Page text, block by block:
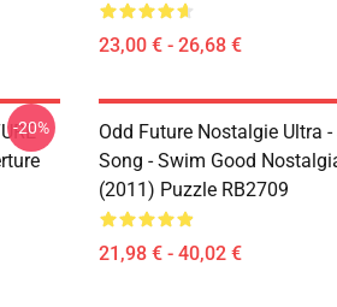
23,00 € - 26,68 €
-20%
Odd Future Nostalgie Ultra
Song - Swim Good
(2011) Puzzle RB2709
21,98 € - 40,02 €